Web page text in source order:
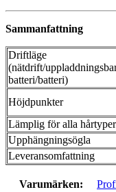
Sammanfattning
Driftläge
(nätdrift/
batteri/batteri)
Höjdpunkter
Lämplig för alla hårtyper
Upphängningsögla
Leveransomfattning
Varumärken: